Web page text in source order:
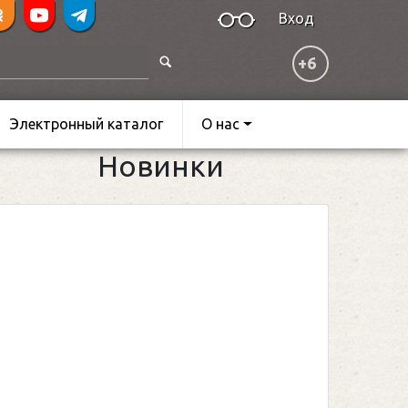
Вход
+6
Электронный каталог О нас
Новинки